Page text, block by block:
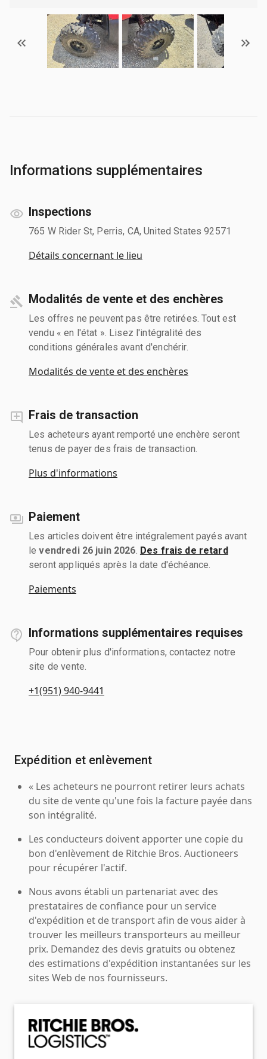
Informations supplémentaires
Inspections
765 W Rider St, Perris, CA, United States 92571
Détails concernant le lieu
Modalités de vente et des enchères
Les offres ne peuvent pas être retirées. Tout est
vendu « en l'état ». Lisez l'intégralité des
conditions générales avant d'enchérir.
Modalités de vente et des enchères
Frais de transaction
Les acheteurs ayant remporté une enchère seront
tenus de payer des frais de transaction.
Plus d'informations
Paiement
Les articles doivent être intégralement payés avant
levendredi 26 juin 2026 Des frais de retard
seront appliqués après la date d'échéance.
Paiements
Informations supplémentaires requises
Pour obtenir plus d'informations, contactez notre
site de vente.
+1(951) 940-9441
Expédition et enlèvement
« Les acheteurs ne pourront retirer leurs achats
du site de vente qu'une fois la facture payée dans
son intégralité.
Les conducteurs doivent apporter une copie du
bon d'enlèvement de Ritchie Bros. Auctioneers
pour récupérer l'actif.
Nous avons établi un partenariat avec des
prestataires de confiance pour un service
d'expédition et de transport afin de vous aider à
trouver les meilleurs transporteurs au meilleur
prix. Demandez des devis gratuits ou obtenez
des estimations d'expédition instantanées sur les
sites Web de nos fournisseurs.